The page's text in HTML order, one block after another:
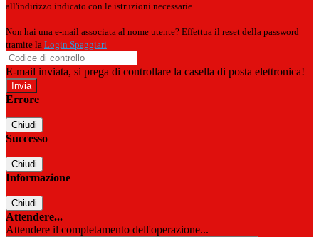
all'indirizzo indicato con le istruzioni necessarie.
Non hai una e-mail associata al nome utente? Effettua il reset della password
tramite la Login Spaggiari
E-mail inviata, si prega di controllare la casella di posta elettronica!
Errore
Chiudi
Successo
Chiudi
Informazione
Chiudi
Attendere...
Attendere il completamento dell'operazione...